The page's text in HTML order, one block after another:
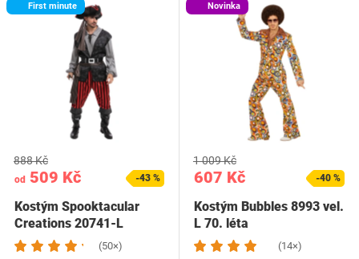
First minute
od 509 Kč
888 Kč
-43 %
Kostým Spooktacular
Creations 20741-L
(50×)
Novinka
607 Kč
1 009 Kč
-40 %
Kostým Bubbles 8993 vel.
L 70. léta
(14×)